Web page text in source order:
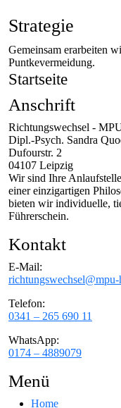
Strategie
Gemeinsam erarbeiten
Puntkevermeidung.
Startseite
Anschrift
Richtungswechsel -
Dipl.-Psych. Sandra
Dufourstr. 2
04107 Leipzig
Wir sind Ihre
einer einzigartigen
bieten wir individuelle,
Führerschein.
Kontakt
E-Mail:
Telefon:
0341 – 265 690 11
WhatsApp:
0174 – 4889079
Menü
Home